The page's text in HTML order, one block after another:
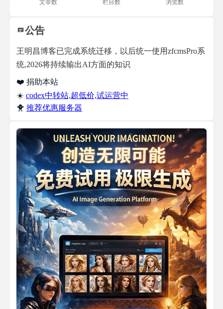
文章数 栏目数 浏览数
公告
王明昌博客已完成系统迁移，以后统一使用zfcmsPro系
统,2026将持续输出AI方面的知识
❤️ 捐助本站
☀️ codex中转站,超低价,试运营中
🐥 推荐优惠服务器